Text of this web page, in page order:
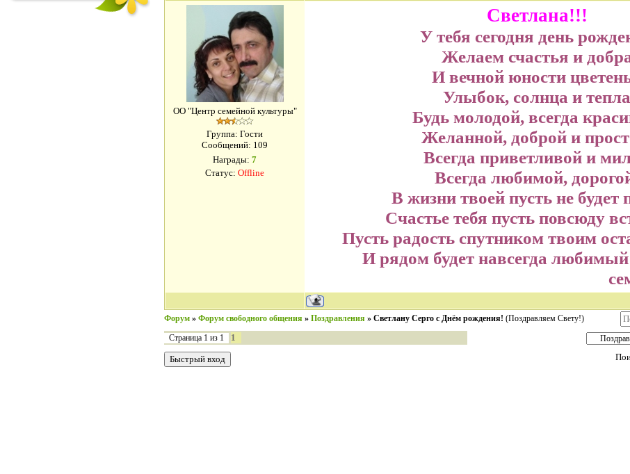
ОО "Центр семейной культуры"
Группа: Гости
Сообщений: 109
Награды: 7
Статус: Offline
Светлана!!!
У тебя сегодня день
Желаем счастья и
И вечной юности
Улыбок, солнца и тепла
Будь молодой, всегда
Желанной, доброй и
Всегда приветливой и
Всегда любимой,
В жизни твоей пусть не будет
Счастье тебя пусть повсюду
Пусть радость спутником твоим
И рядом будет навсегда
Форум » Форум свободного общения » Поздравления » Светлану Серго с Днём рождения! (Поздравляем Свету!)
Страница 1 из 1
1